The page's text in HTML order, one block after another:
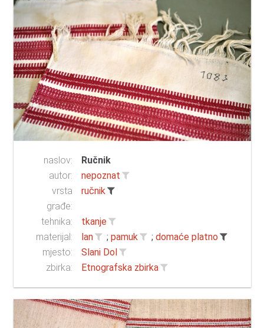
naslov:
Ručnik
autor:
nepoznat
vrsta
građe:
ručnik
tehnika:
tkanje
materijal:
lan ; pamuk ; domaće platno
mjesto:
Slani Dol
zbirka:
Etnografska zbirka